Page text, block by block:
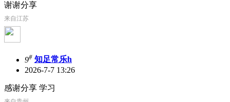
谢谢分享
来自江苏
9# 知足常乐h
2026-7-7 13:26
感谢分享 学习